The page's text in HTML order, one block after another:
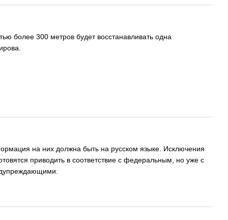
более 300 метров будет восстанавливать одна
на них должна быть на русском языке. Исключения
приводить в соответствие с федеральным, но уже с